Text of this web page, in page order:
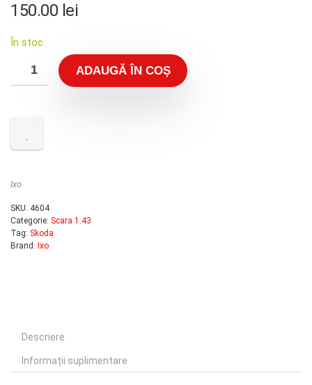
150.00 lei
În stoc
ADAUGĂ ÎN COȘ
Ixo
SKU: 4604
Categorie: Scara 1:43
Tag: Skoda
Brand: Ixo
Descriere
Informații suplimentare